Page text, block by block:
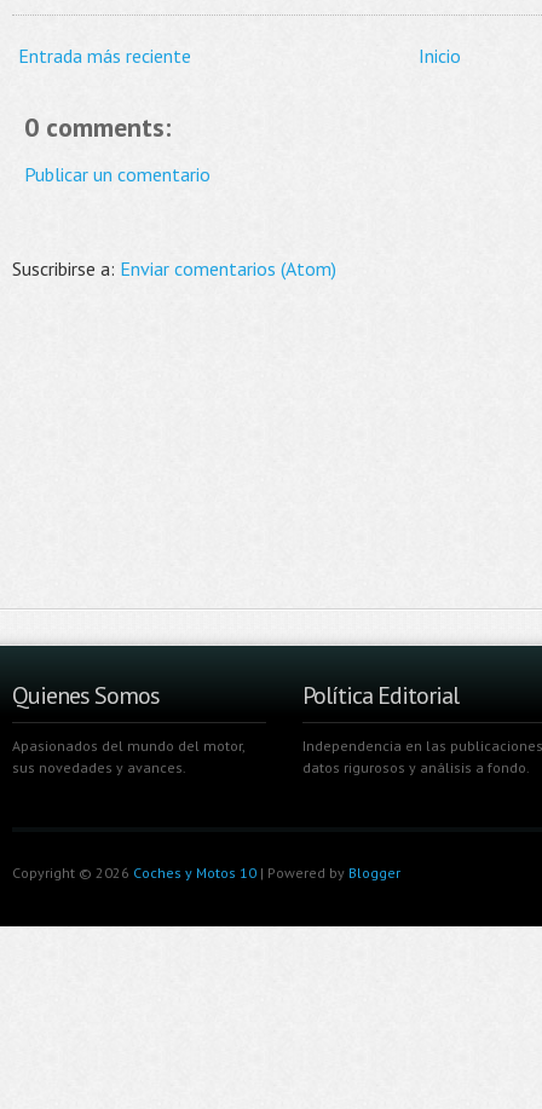
Entrada más reciente Inicio
0 comments:
Publicar un comentario
Suscribirse a: Enviar comentarios (Atom)
Quienes Somos
Apasionados del mundo del motor,
sus novedades y avances.
Política Editorial
Independencia en las
datos rigurosos y análisis a fondo.
Copyright © 2026 Coches y Motos 10 | Powered by Blogger